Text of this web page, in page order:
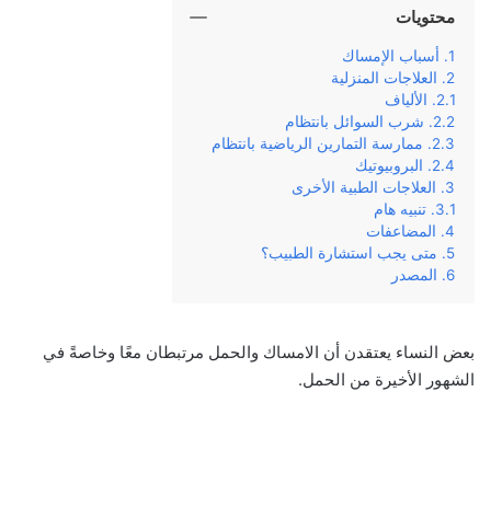
محتويات
أسباب الإمساك
العلاجات المنزلية
الألياف
شرب السوائل بانتظام
ممارسة التمارين الرياضية بانتظام
البروبيوتيك
العلاجات الطبية الأخرى
تنبيه هام
المضاعفات
متى يجب استشارة الطبيب؟
المصدر
بعض النساء يعتقدن أن الامساك والحمل مرتبطان معًا وخاصةً في
الشهور الأخيرة من الحمل.